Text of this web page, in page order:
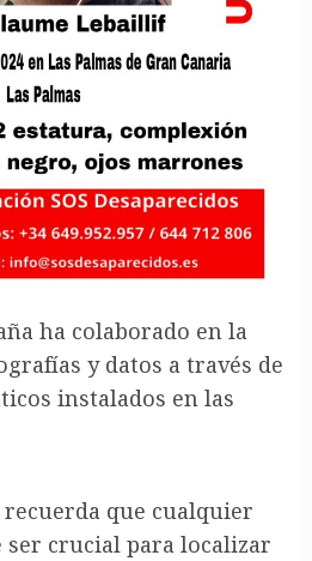
ha colaborado en la
y datos a través de
instalados en las
recuerda que cualquier
crucial para localizar